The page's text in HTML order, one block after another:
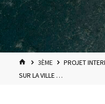
HOME3ÈME
PROJET
SUR LA VILLE …